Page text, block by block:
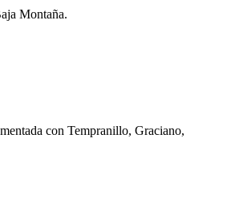
Montaña.
con Tempranillo, Graciano,